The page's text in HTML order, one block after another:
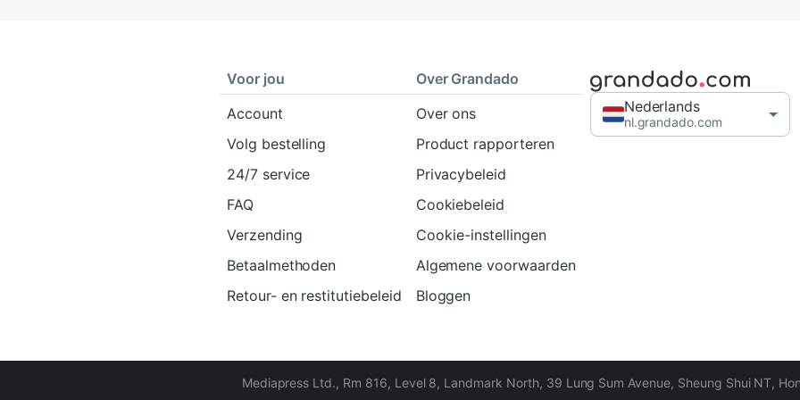
Voor jou
Account
Volg bestelling
24/7 service
FAQ
Verzending
Betaalmethoden
Retour- en restitutiebeleid
Over Grandado
Over ons
Product rapporteren
Privacybeleid
Cookiebeleid
Cookie-instellingen
Algemene voorwaarden
Bloggen
Nederlands
nl.grandado.com
Mediapress Ltd., Rm 816, Level 8, Landmark North, 39 Lung Sum Avenue, Sheung Shui NT,